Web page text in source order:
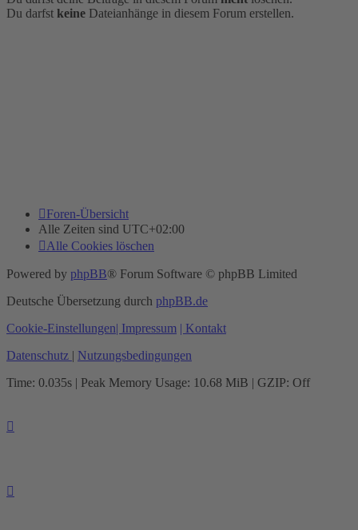
Du darfst keine Dateianhänge in diesem Forum erstellen.
Foren-Übersicht
Alle Zeiten sind UTC+02:00
Alle Cookies löschen
Powered by phpBB® Forum Software © phpBB Limited
Deutsche Übersetzung durch phpBB.de
Cookie-Einstellungen| Impressum | Kontakt
Datenschutz | Nutzungsbedingungen
Time: 0.035s | Peak Memory Usage: 10.68 MiB | GZIP: Off